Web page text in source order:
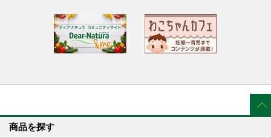
商品を探す